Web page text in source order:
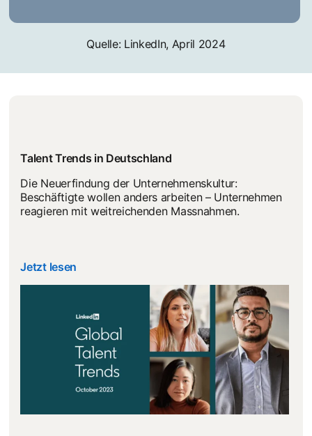
Quelle: LinkedIn, April 2024
Talent Trends in Deutschland
Die Neuerfindung der Unternehmenskultur:
Beschäftigte wollen anders arbeiten – Unternehmen
reagieren mit weitreichenden Massnahmen.
Jetzt lesen